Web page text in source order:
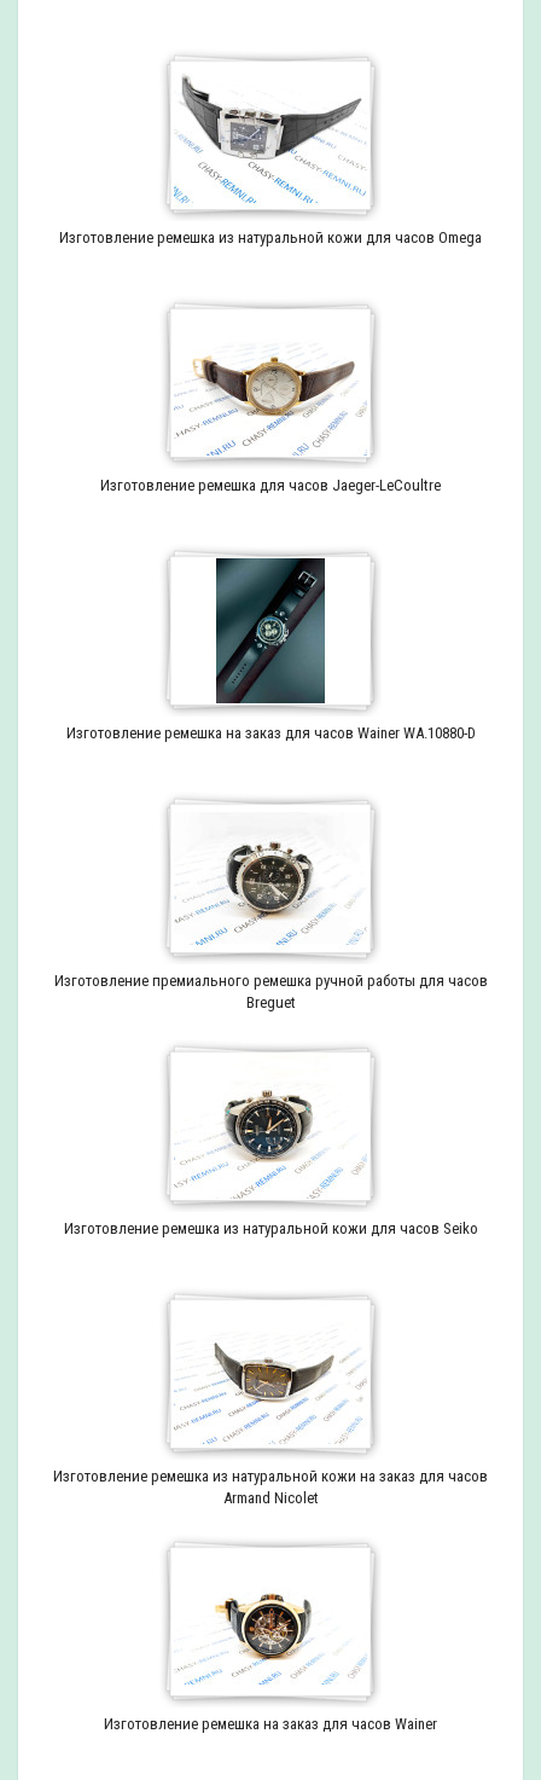
Изготовление ремешка из натуральной кожи для часов Omega
Изготовление ремешка для часов Jaeger-LeCoultre
Изготовление ремешка на заказ для часов Wainer WA.10880-D
Изготовление премиального ремешка ручной работы для часов
Breguet
Изготовление ремешка из натуральной кожи для часов Seiko
Изготовление ремешка из натуральной кожи на заказ для часов
Armand Nicolet
Изготовление ремешка на заказ для часов Wainer